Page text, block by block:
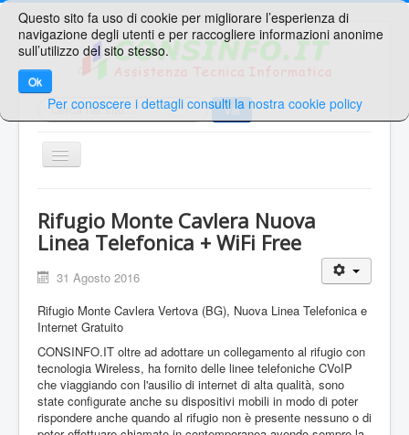
Cerca... Vai
TPL_PROTOSTAR_TOGGLE_MENU
Ricerche Veloci
Area Clienti
Contatti
Sei qui: Home
Avvisi
Rifugio Monte Cavlera Nuova Linea Telefonica + WiFi
Free
Rifugio Monte Cavlera Nuova
Linea Telefonica + WiFi Free
31 Agosto 2016
Rifugio Monte Cavlera Vertova (BG), Nuova Linea Telefonica e
Internet Gratuito
CONSINFO.IT oltre ad adottare un collegamento al rifugio con
tecnologia Wireless, ha fornito delle linee telefoniche CVoIP
che viaggiando con l'ausilio di internet di alta qualità, sono
state configurate anche su dispositivi mobili in modo di poter
rispondere anche quando al rifugio non è presente nessuno o di
Questo sito fa uso di cookie per migliorare l’esperienza di
navigazione degli utenti e per raccogliere informazioni anonime
sull’utilizzo del sito stesso.
Ok
Per conoscere i dettagli consulti la nostra cookie policy